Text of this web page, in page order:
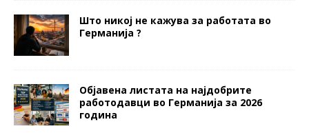
Што никој не кажува за работата во
Германија ?
Објавена листата на најдобрите
работодавци во Германија за 2026
година